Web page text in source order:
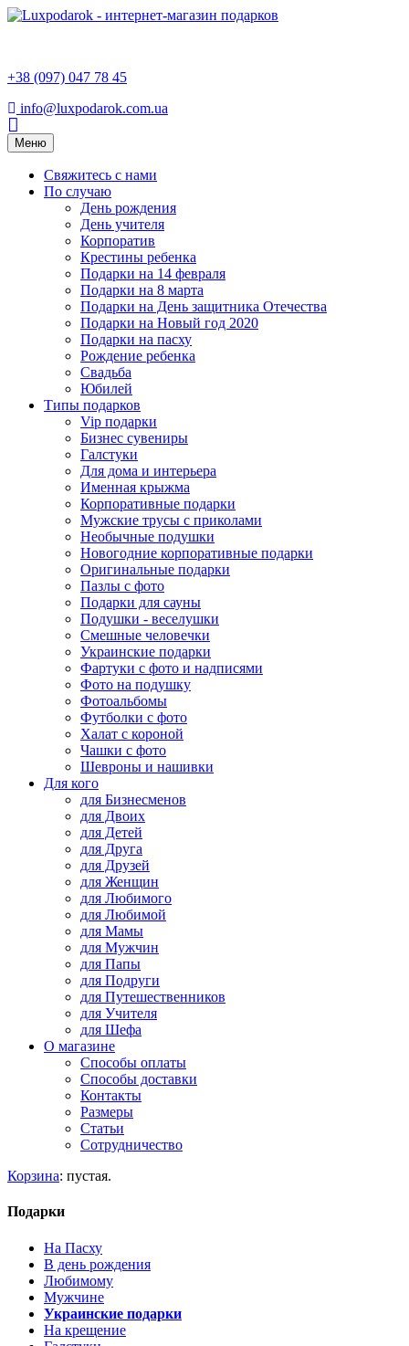
+38 (097) 047 78 45
info@luxpodarok.com.ua
Toggle
navigation
Меню
Свяжитесь с нами
По случаю
День рождения
День учителя
Корпоратив
Крестины ребенка
Подарки на 14 февраля
Подарки на 8 марта
Подарки на День защитника Отечества
Подарки на Новый год 2020
Подарки на пасху
Рождение ребенка
Свадьба
Юбилей
Типы подарков
Vip подарки
Бизнес сувениры
Галстуки
Для дома и интерьера
Именная крыжма
Корпоративные подарки
Мужские трусы с приколами
Необычные подушки
Новогодние корпоративные подарки
Оригинальные подарки
Пазлы с фото
Подарки для сауны
Подушки - веселушки
Смешные человечки
Украинские подарки
Фартуки с фото и надписями
Фото на подушку
Фотоальбомы
Футболки с фото
Халат с короной
Чашки с фото
Шевроны и нашивки
Для кого
для Бизнесменов
для Двоих
для Детей
для Друга
для Друзей
для Женщин
для Любимого
для Любимой
для Мамы
для Мужчин
для Папы
для Подруги
для Путешественников
для Учителя
для Шефа
О магазине
Способы оплаты
Способы доставки
Контакты
Размеры
Статьи
Сотрудничество
Корзина: пустая.
Подарки
На Пасху
В день рождения
Любимому
Мужчине
Украинские подарки
На крещение